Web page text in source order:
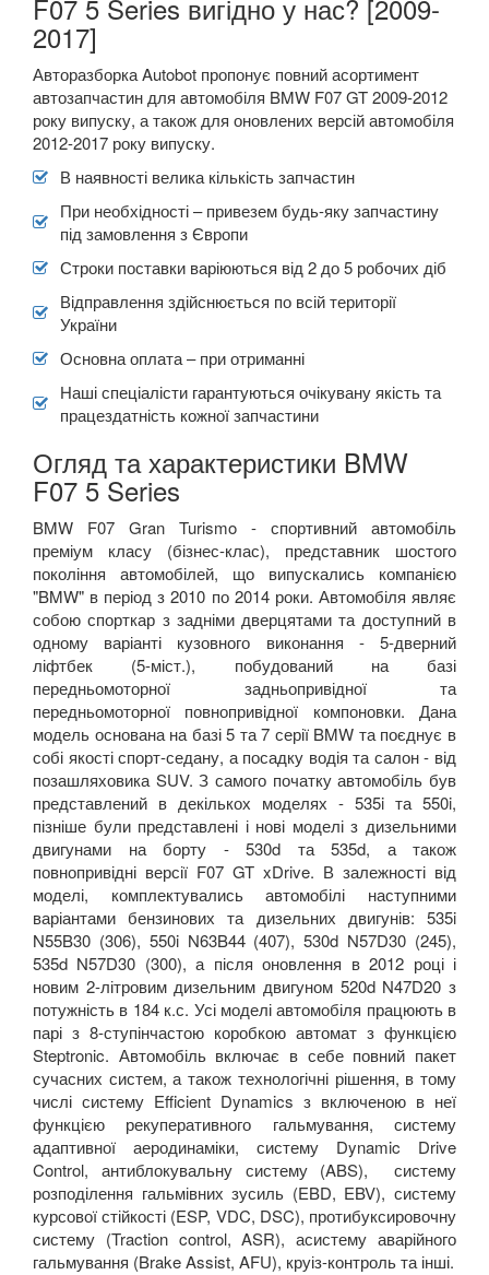
F07 5 Series вигідно у нас? [2009-
2017]
Авторазборка Autobot пропонує повний асортимент
автозапчастин для автомобіля BMW F07 GT 2009-2012
року випуску, а також для оновлених версій автомобіля
2012-2017 року випуску.
В наявності велика кількість запчастин
При необхідності – привезем будь-яку запчастину
під замовлення з Європи
Строки поставки варіюються від 2 до 5 робочих діб
Відправлення здійснюється по всій території
України
Основна оплата – при отриманні
Наші спеціалісти гарантуються очікувану якість та
працездатність кожної запчастини
Огляд та характеристики BMW
F07 5 Series
BMW F07 Gran Turismo - спортивний автомобіль
преміум класу (бізнес-клас), представник шостого
покоління автомобілей, що випускались компанією
"BMW" в період з 2010 по 2014 роки. Автомобіля являє
собою спорткар з задніми дверцятами та доступний в
одному варіанті кузовного виконання - 5-дверний
ліфтбек (5-міст.), побудований на базі
передньомоторної задньопривідної та
передньомоторної повнопривідної компоновки. Дана
модель основана на базі 5 та 7 серії BMW та поєднує в
собі якості спорт-седану, а посадку водія та салон - від
позашляховика SUV. З самого початку автомобіль був
представлений в декількох моделях - 535i та 550i,
пізніше були представлені і нові моделі з дизельними
двигунами на борту - 530d та 535d, а також
повнопривідні версії F07 GT xDrive. В залежності від
моделі, комплектувались автомобілі наступними
варіантами бензинових та дизельних двигунів: 535i
N55B30 (306), 550i N63B44 (407), 530d N57D30 (245),
535d N57D30 (300), а після оновлення в 2012 році і
новим 2-літровим дизельним двигуном 520d N47D20 з
потужність в 184 к.с. Усі моделі автомобіля працюють в
парі з 8-ступінчастою коробкою автомат з функцією
Steptronic. Автомобіль включає в себе повний пакет
сучасних систем, а також технологічні рішення, в тому
числі систему Efficient Dynamics з включеною в неї
функцією рекуперативного гальмування, систему
адаптивної аеродинаміки, систему Dynamic Drive
Control, антиблокувальну систему (ABS), систему
розподілення гальмівних зусиль (EBD, EBV), систему
курсової стійкості (ESP, VDC, DSC), протибуксировочну
систему (Traction control, ASR), асистему аварійного
гальмування (Brake Assist, AFU), круіз-контроль та інші.